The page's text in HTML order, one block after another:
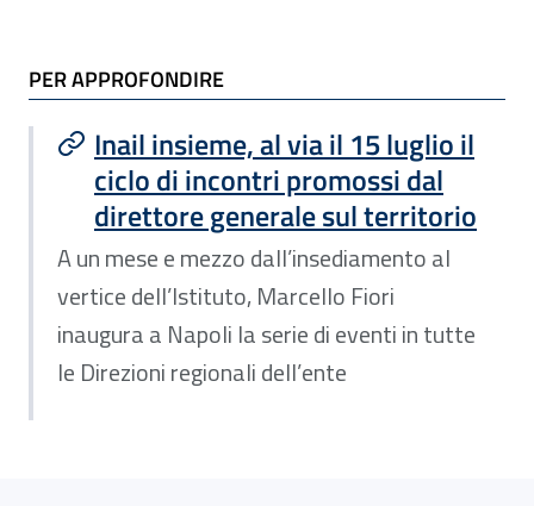
TI POTREBBE INTERESSARE
PER APPROFONDIRE
Inail insieme, al via il 15 luglio il
ciclo di incontri promossi dal
direttore generale sul territorio
A un mese e mezzo dall’insediamento al
vertice dell’Istituto, Marcello Fiori
inaugura a Napoli la serie di eventi in tutte
le Direzioni regionali dell’ente